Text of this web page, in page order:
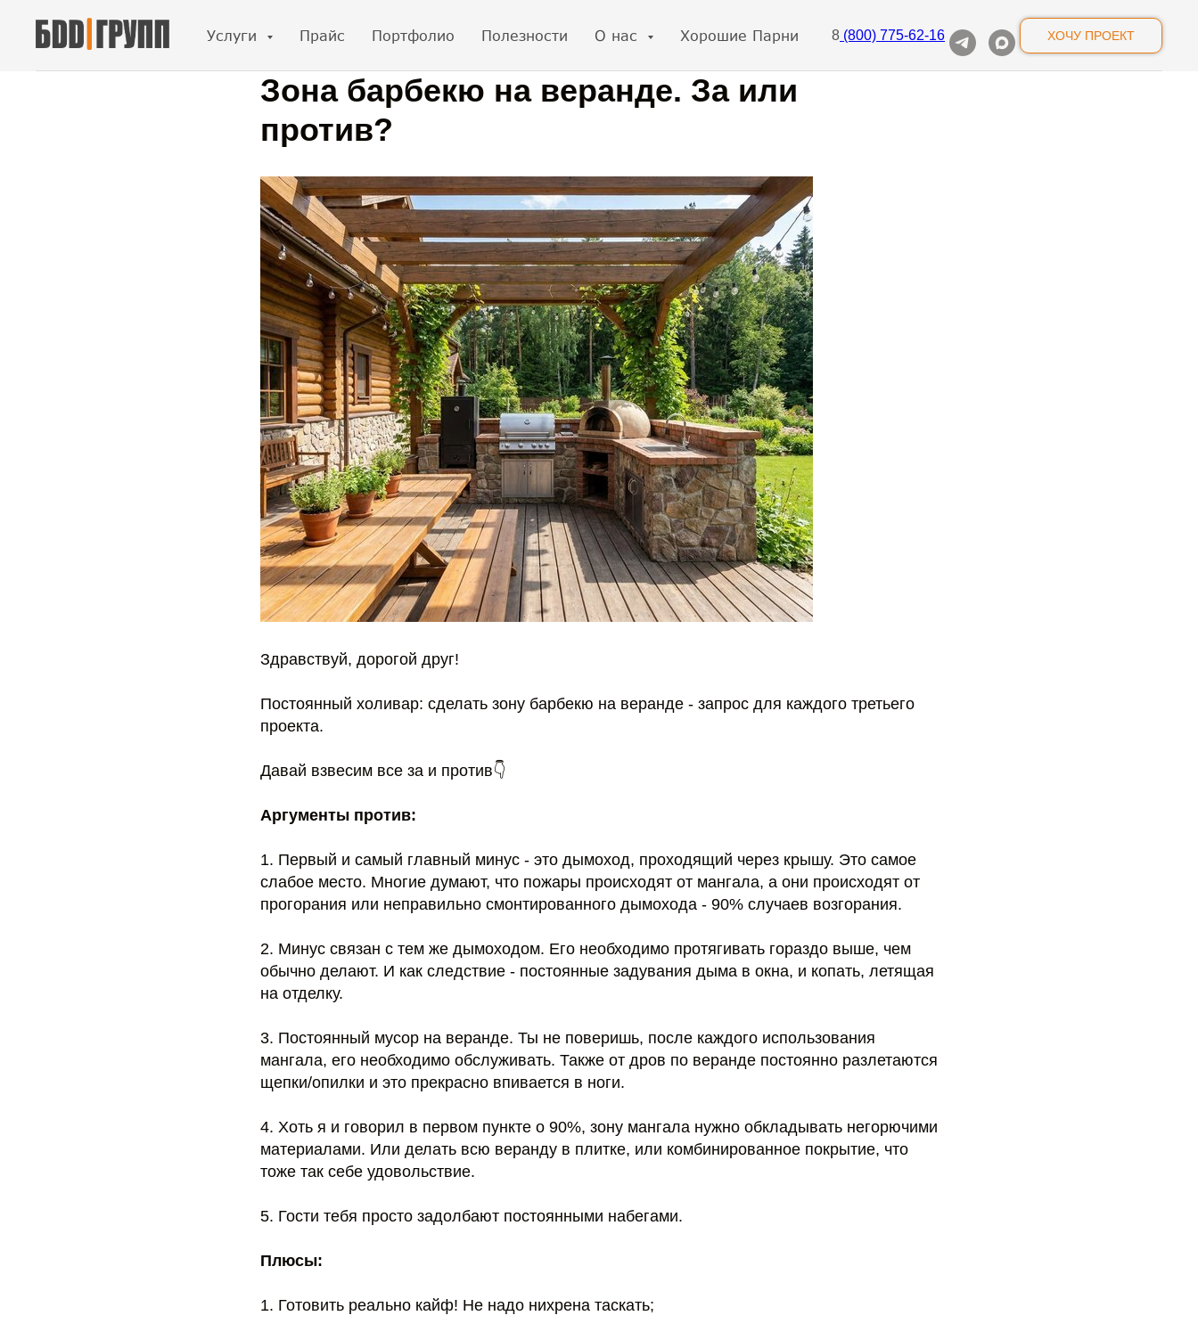
Услуги Прайс Портфолио Полезности О нас Хорошие Парни 8 (800) 775-62-16 ХОЧУ ПРОЕКТ
Зона барбекю на веранде. За или
против?
Здравствуй, дорогой друг!
Постоянный холивар: сделать зону барбекю на веранде - запрос для каждого третьего
проекта.
Давай взвесим все за и против👇
Аргументы против:
1. Первый и самый главный минус - это дымоход, проходящий через крышу. Это самое
слабое место. Многие думают, что пожары происходят от мангала, а они происходят от
прогорания или неправильно смонтированного дымохода - 90% случаев возгорания.
2. Минус связан с тем же дымоходом. Его необходимо протягивать гораздо выше, чем
обычно делают. И как следствие - постоянные задувания дыма в окна, и копать, летящая
на отделку.
3. Постоянный мусор на веранде. Ты не поверишь, после каждого использования
мангала, его необходимо обслуживать. Также от дров по веранде постоянно разлетаются
щепки/опилки и это прекрасно впивается в ноги.
4. Хоть я и говорил в первом пункте о 90%, зону мангала нужно обкладывать негорючими
материалами. Или делать всю веранду в плитке, или комбинированное покрытие, что
тоже так себе удовольствие.
5. Гости тебя просто задолбают постоянными набегами.
Плюсы:
1. Готовить реально кайф! Не надо нихрена таскать;